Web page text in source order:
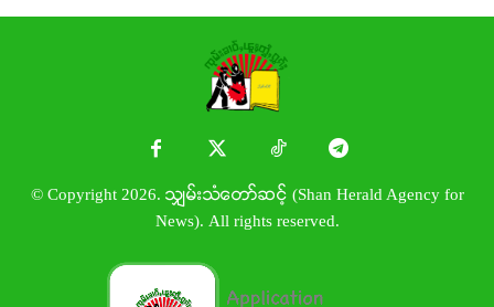
© Copyright 2026. သျှမ်းသံတော်ဆင့် (Shan Herald Agency for
News). All rights reserved.